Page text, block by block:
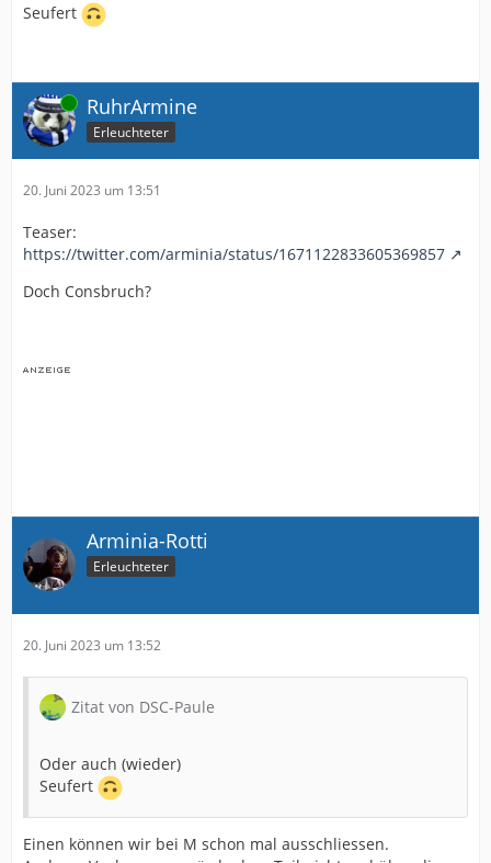
Seufert
Online RuhrArmine
Erleuchteter
20. Juni 2023 um 13:51
Teaser:
https://twitter.com/arminia/status/1671122833605369857
Doch Consbruch?
Arminia-Rotti
Erleuchteter
20. Juni 2023 um 13:52
Zitat von DSC-Paule
Oder auch (wieder)
Seufert
Einen können wir bei M schon mal ausschliessen.